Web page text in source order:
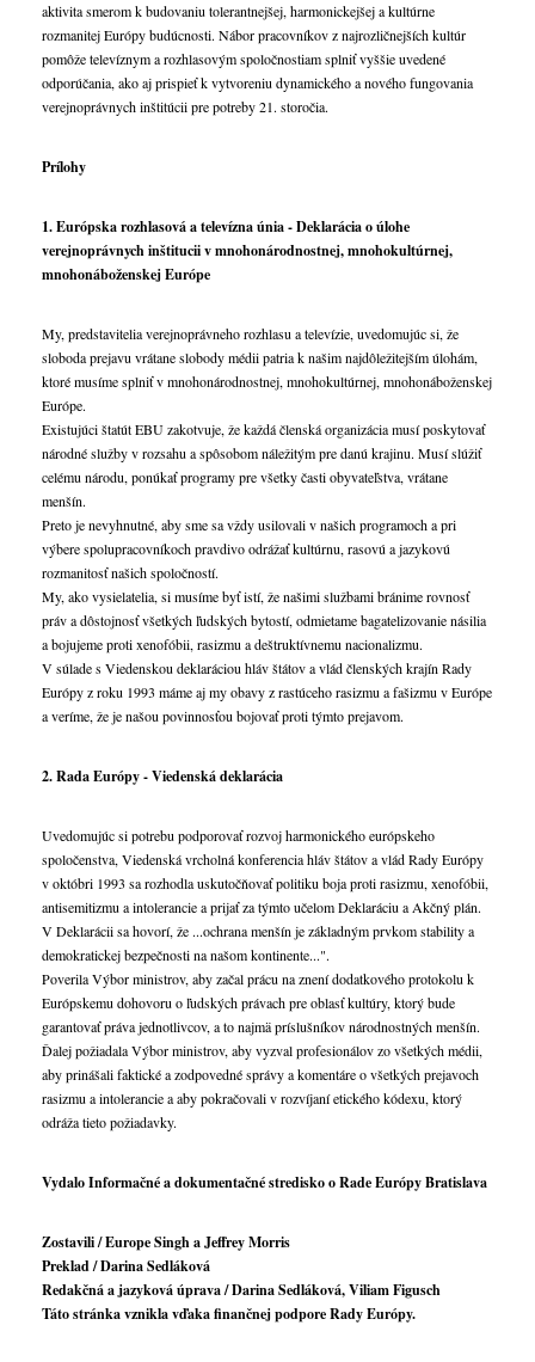
aktivita smerom k budovaniu tolerantnejšej, harmonickejšej a kultúrne
rozmanitej Európy budúcnosti. Nábor pracovníkov z najrozličnejších kultúr
pomôže televíznym a rozhlasovým spoločnostiam splniť vyššie uvedené
odporúčania, ako aj prispieť k vytvoreniu dynamického a nového fungovania
verejnoprávnych inštitúcii pre potreby 21. storočia.
Prílohy
1. Európska rozhlasová a televízna únia - Deklarácia o úlohe
verejnoprávnych inštitucii v mnohonárodnostnej, mnohokultúrnej,
mnohonáboženskej Európe
My, predstavitelia verejnoprávneho rozhlasu a televízie, uvedomujúc si, že
sloboda prejavu vrátane slobody médii patria k našim najdôležitejším úlohám,
ktoré musíme splniť v mnohonárodnostnej, mnohokultúrnej, mnohonáboženskej
Európe.
Existujúci štatút EBU zakotvuje, že každá členská organizácia musí poskytovať
národné služby v rozsahu a spôsobom náležitým pre danú krajinu. Musí slúžiť
celému národu, ponúkať programy pre všetky časti obyvateľstva, vrátane
menšín.
Preto je nevyhnutné, aby sme sa vždy usilovali v našich programoch a pri
výbere spolupracovníkoch pravdivo odrážať kultúrnu, rasovú a jazykovú
rozmanitosť našich spoločností.
My, ako vysielatelia, si musíme byť istí, že našimi službami bránime rovnosť
práv a dôstojnosť všetkých ľudských bytostí, odmietame bagatelizovanie násilia
a bojujeme proti xenofóbii, rasizmu a deštruktívnemu nacionalizmu.
V súlade s Viedenskou deklaráciou hláv štátov a vlád členských krajín Rady
Európy z roku 1993 máme aj my obavy z rastúceho rasizmu a fašizmu v Európe
a veríme, že je našou povinnosťou bojovať proti týmto prejavom.
2. Rada Európy - Viedenská deklarácia
Uvedomujúc si potrebu podporovať rozvoj harmonického európskeho
spoločenstva, Viedenská vrcholná konferencia hláv štátov a vlád Rady Európy
v októbri 1993 sa rozhodla uskutočňovať politiku boja proti rasizmu, xenofóbii,
antisemitizmu a intolerancie a prijať za týmto učelom Deklaráciu a Akčný plán.
V Deklarácii sa hovorí, že ...ochrana menšín je základným prvkom stability a
demokratickej bezpečnosti na našom kontinente...".
Poverila Výbor ministrov, aby začal prácu na znení dodatkového protokolu k
Európskemu dohovoru o ľudských právach pre oblasť kultúry, ktorý bude
garantovať práva jednotlivcov, a to najmä príslušníkov národnostných menšín.
Ďalej požiadala Výbor ministrov, aby vyzval profesionálov zo všetkých médii,
aby prinášali faktické a zodpovedné správy a komentáre o všetkých prejavoch
rasizmu a intolerancie a aby pokračovali v rozvíjaní etického kódexu, ktorý
odráža tieto požiadavky.
Vydalo Informačné a dokumentačné stredisko o Rade Európy Bratislava
Zostavili / Europe Singh a Jeffrey Morris
Preklad / Darina Sedláková
Redakčná a jazyková úprava / Darina Sedláková, Viliam Figusch
Táto stránka vznikla vďaka finančnej podpore Rady Európy.